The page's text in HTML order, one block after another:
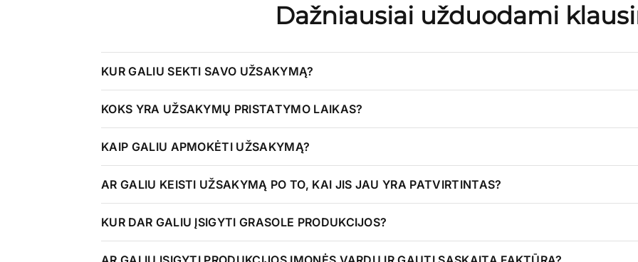
Dažniausiai užduodami
KUR GALIU SEKTI SAVO UŽSAKYMĄ?
KOKS YRA UŽSAKYMŲ PRISTATYMO LAIKAS?
KAIP GALIU APMOKĖTI UŽSAKYMĄ?
AR GALIU KEISTI UŽSAKYMĄ PO TO, KAI JIS JAU YRA PATVIRTINTAS?
KUR DAR GALIU ĮSIGYTI GRASOLE PRODUKCIJOS?